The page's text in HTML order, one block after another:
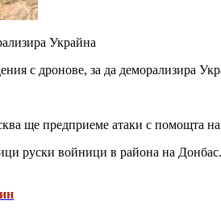
Украйна
с дронове, за да деморализира
ще предприеме атаки с помощта
руски войници в района на Донбас.